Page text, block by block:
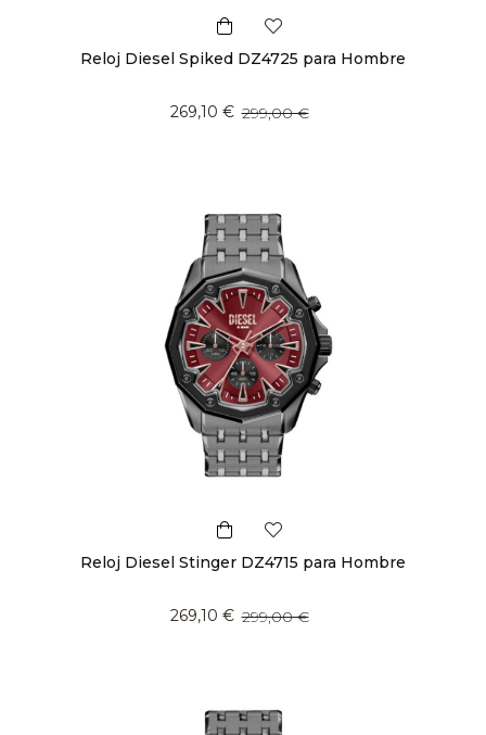
Reloj Diesel Spiked DZ4725 para Hombre
269,10 € 299,00 €
Reloj Diesel Stinger DZ4715 para Hombre
269,10 € 299,00 €